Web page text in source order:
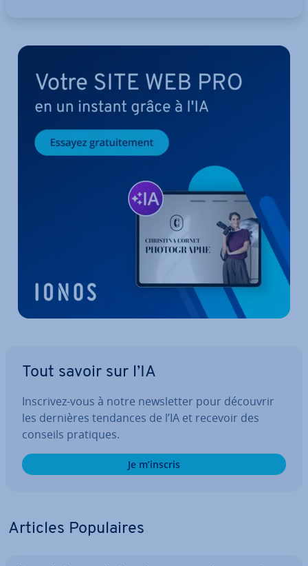
Tout savoir sur l’IA
Inscrivez-vous à notre news­let­ter pour découvrir
les dernières tendances de l’IA et recevoir des
conseils pratiques.
Je m’inscris
Articles Po­pu­laires